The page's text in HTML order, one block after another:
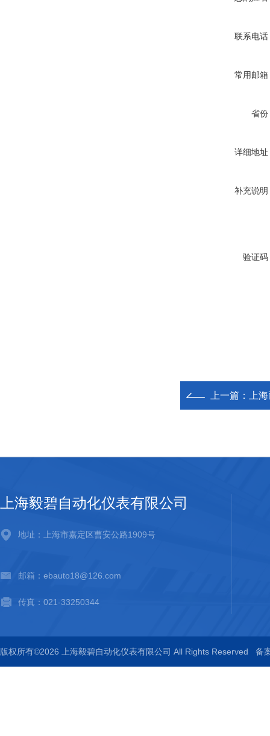
联系电话
常用邮箱
省份
详细地址
补充说明
验证码
上一篇： 上
上海毅碧自动化仪表有限公司
地址：上海市嘉定区曹安公路1909号
邮箱：ebauto18@126.com
传真：021-33250344
版权所有©2026 上海毅碧自动化仪表有限公司 All Rights Reserved 备